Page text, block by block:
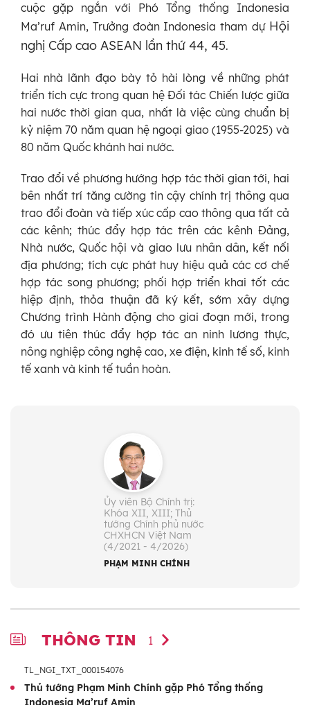
cuộc gặp ngắn với Phó Tổng thống Indonesia
Ma’ruf Amin, Trưởng đoàn Indonesia tham dự Hội
nghị Cấp cao ASEAN lần thứ 44, 45.
Hai nhà lãnh đạo bày tỏ hài lòng về những phát
triển tích cực trong quan hệ Đối tác Chiến lược giữa
hai nước thời gian qua, nhất là việc cùng chuẩn bị
kỷ niệm 70 năm quan hệ ngoại giao (1955-2025) và
80 năm Quốc khánh hai nước.
Trao đổi về phương hướng hợp tác thời gian tới, hai
bên nhất trí tăng cường tin cậy chính trị thông qua
trao đổi đoàn và tiếp xúc cấp cao thông qua tất cả
các kênh; thúc đẩy hợp tác trên các kênh Đảng,
Nhà nước, Quốc hội và giao lưu nhân dân, kết nối
địa phương; tích cực phát huy hiệu quả các cơ chế
hợp tác song phương; phối hợp triển khai tốt các
hiệp định, thỏa thuận đã ký kết, sớm xây dựng
Chương trình Hành động cho giai đoạn mới, trong
đó ưu tiên thúc đẩy hợp tác an ninh lương thực,
nông nghiệp công nghệ cao, xe điện, kinh tế số, kinh
tế xanh và kinh tế tuần hoàn.
Ủy viên Bộ Chính trị:
Khóa XII, XIII; Thủ
tướng Chính phủ nước
CHXHCN Việt Nam
(4/2021 - 4/2026)
PHẠM MINH CHÍNH
THÔNG TIN 1
TL_NGI_TXT_000154076
Thủ tướng Phạm Minh Chính gặp Phó Tổng thống
Indonesia Ma’ruf Amin